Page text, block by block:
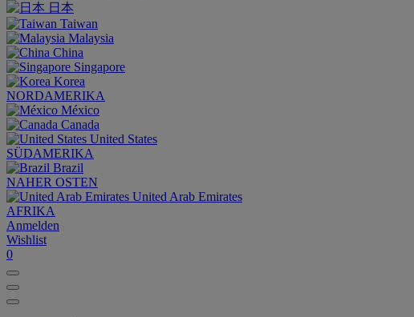
日本
Taiwan
Malaysia
China
Singapore
Korea
NORDAMERIKA
México
Canada
United States
SÜDAMERIKA
Brazil
NAHER OSTEN
United Arab Emirates
AFRIKA
Anmelden
Wishlist
0